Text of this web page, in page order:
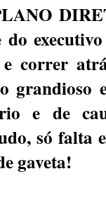
correr
grandioso
e de
só falta
gaveta!